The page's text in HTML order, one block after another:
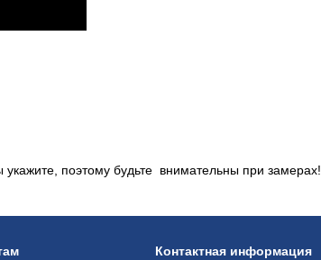
поэтому будьте внимательны при замерах!
Контактная информация